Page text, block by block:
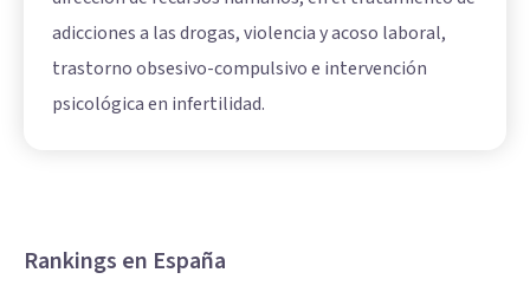
adicciones a las drogas, violencia y acoso laboral,
trastorno obsesivo-compulsivo e intervención
psicológica en infertilidad.
Rankings en España